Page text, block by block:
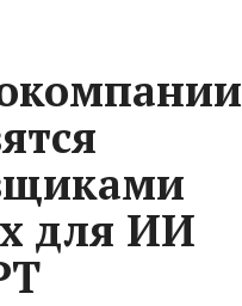
для ИИ